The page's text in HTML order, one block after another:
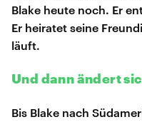
Blake heute noch. Er
Er heiratet seine
läuft.
Und dann ändert
Bis Blake nach